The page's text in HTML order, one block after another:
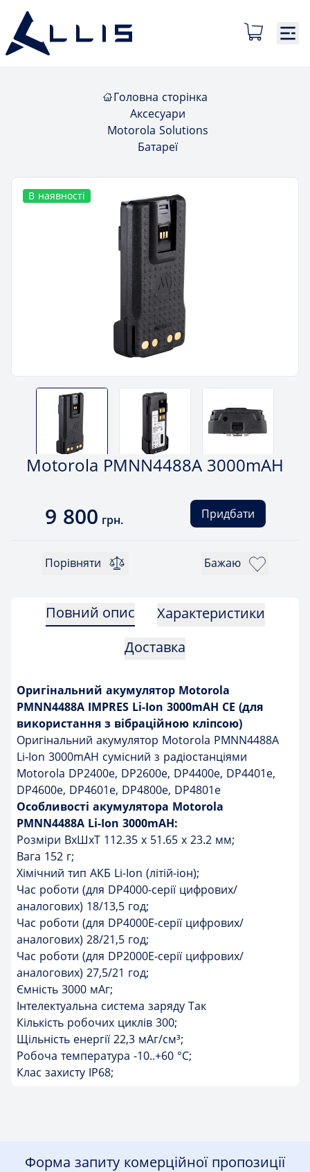
Головна сторінка
Аксесуари
Motorola Solutions
Батареї
В наявності
Motorola PMNN4488A 3000mAH
9 800 грн. Придбати
Порівняти Бажаю
Повний опис
Характеристики
Доставка
Оригінальний акумулятор Motorola
PMNN4488A IMPRES Li-Ion 3000mAH CE (для
використання з вібраційною кліпсою)
Оригінальний акумулятор Motorola PMNN4488A
Li-Ion 3000mAH cумісний з радіостанціями
Motorola DP2400e, DP2600e, DP4400e, DP4401e,
DP4600e, DP4601e, DP4800e, DP4801e
Особливості акумулятора Motorola
PMNN4488A Li-Ion 3000mAH:
Розміри ВxШxТ 112.35 x 51.65 x 23.2 мм;
Вага 152 г;
Хімічний тип АКБ Li-Ion (літій-іон);
Час роботи (для DP4000-серії цифрових/
аналогових) 18/13,5 год;
Час роботи (для DP4000E-серії цифрових/
аналогових) 28/21,5 год;
Час роботи (для DP2000E-серії цифрових/
аналогових) 27,5/21 год;
Ємність 3000 мАг;
Інтелектуальна система заряду Так
Кількість робочих циклів 300;
Щільність енергії 22,3 мАг/см³;
Робоча температура -10..+60 °C;
Клас захисту IP68;
Форма запиту комерційної пропозиції